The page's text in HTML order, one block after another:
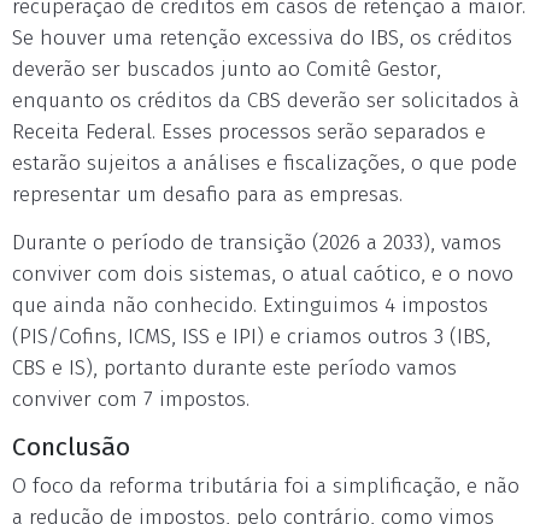
recuperação de créditos em casos de retenção a maior.
Se houver uma retenção excessiva do IBS, os créditos
deverão ser buscados junto ao Comitê Gestor,
enquanto os créditos da CBS deverão ser solicitados à
Receita Federal. Esses processos serão separados e
estarão sujeitos a análises e fiscalizações, o que pode
representar um desafio para as empresas.
Durante o período de transição (2026 a 2033), vamos
conviver com dois sistemas, o atual caótico, e o novo
que ainda não conhecido. Extinguimos 4 impostos
(PIS/Cofins, ICMS, ISS e IPI) e criamos outros 3 (IBS,
CBS e IS), portanto durante este período vamos
conviver com 7 impostos.
Conclusão
O foco da reforma tributária foi a simplificação, e não
a redução de impostos, pelo contrário, como vimos